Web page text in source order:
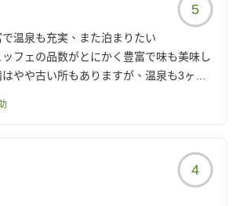
5
温泉も充実、また泊まりたい
フェの品数がとにかく豊富で味も美味し
やや古い所もありますが、温泉も3ヶ所
hotel/voice/40960?
4